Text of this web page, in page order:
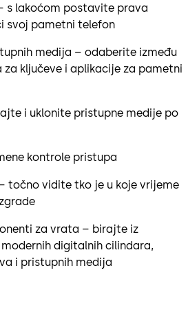
s lakoćom postavite prava
svoj pametni telefon
medija – odaberite između
za ključeve i aplikacije za pametni
i uklonite pristupne medije po
kontrole pristupa
točno vidite tko je u koje vrijeme
za vrata – birajte iz
digitalnih cilindara,
i pristupnih medija